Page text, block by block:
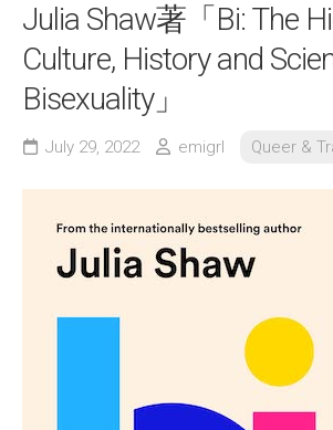
Julia Shaw著「Bi: The
Culture, History and
Bisexuality」
July 29, 2022 emigrl Queer &